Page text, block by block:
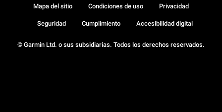
© Garmin Ltd. o sus subsidiarias. Todos los derechos reservados.
Mapa del sitio Condiciones de uso Privacidad
Seguridad Cumplimiento Accesibilidad digital